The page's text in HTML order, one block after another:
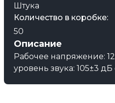
Штука
Количество в коробке:
50
Описание
Рабочее напряжение:
уровень звука: 105±3